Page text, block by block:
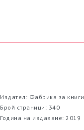
Издател: Фабрика за книги
Брой страници: 340
Година на издаване: 2019